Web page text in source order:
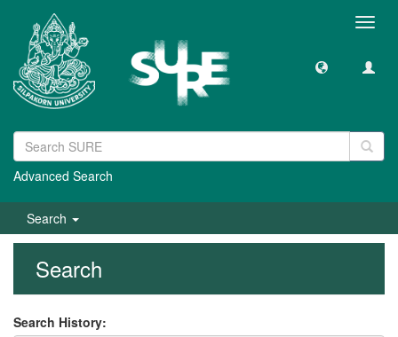
Advanced Search
Search
Search
Search History: